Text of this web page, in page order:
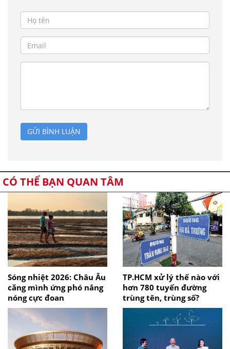
GỬI BÌNH LUẬN
CÓ THỂ BẠN QUAN TÂM
Sóng nhiệt 2026: Châu Âu
căng mình ứng phó nắng
nóng cực đoan
TP.HCM xử lý thế nào với
hơn 780 tuyến đường
trùng tên, trùng số?